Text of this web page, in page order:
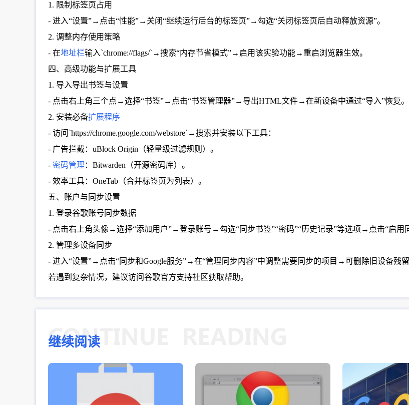
1. 限制标签页占用
- 进入“设置”→点击“性能”→关闭“继续运行后台的标签页”→勾选“关闭标签页后自动释放资源”。
2. 调整内存使用策略
- 在地址栏输入`chrome://flags/`→搜索“内存节省模式”→启用该实验功能→重启浏览器生效。
四、高级功能与扩展工具
1. 导入导出书签与设置
- 点击右上角三个点→选择“书签”→点击“书签管理器”→导出HTML文件→在新设备中通过“导入”恢复。
2. 安装必备扩展程序
- 访问`https://chrome.google.com/webstore`→搜索并安装以下工具：
- 广告拦截：uBlock Origin（轻量级过滤规则）。
- 密码管理 ：Bitwarden（开源密码库）。
- 效率工具：OneTab（合并标签页为列表）。
五、账户与同步设置
1. 登录谷歌账号同步数据
- 点击右上角头像→选择“添加用户”→登录账号→勾选“同步书签”“密码”“历史记录”等选项→点击“启用
2. 管理多设备同步
- 进入“设置”→点击“同步和Google服务”→在“管理同步内容”中调整需要同步的项目→可删除旧设备残留
若遇到复杂情况，建议访问谷歌官方支持社区获取帮助。
继续阅读